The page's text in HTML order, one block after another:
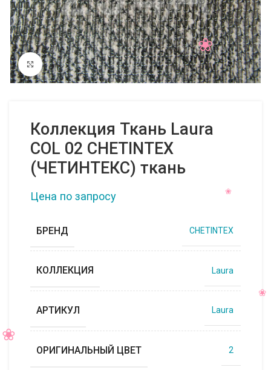
Нажмите, чтобы увеличить
Коллекция Ткань Laura
COL 02 CHETINTEX
(ЧЕТИНТЕКС) ткань
Цена по запросу
БРЕНД CHETINTEX
КОЛЛЕКЦИЯ Laura
АРТИКУЛ Laura
ОРИГИНАЛЬНЫЙ ЦВЕТ 2